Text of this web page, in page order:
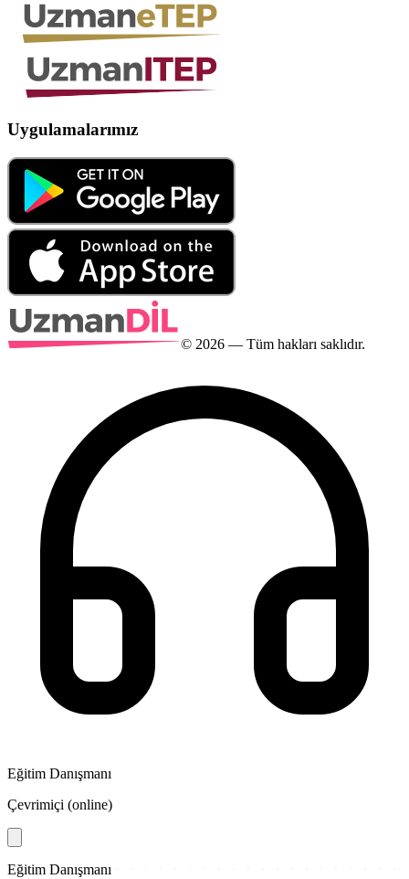
Uygulamalarımız
© 2026 — Tüm hakları saklıdır.
Eğitim Danışmanı
Çevrimiçi (online)
Eğitim Danışmanı